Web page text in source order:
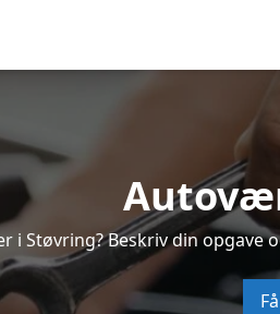
i Støvring? Beskriv din